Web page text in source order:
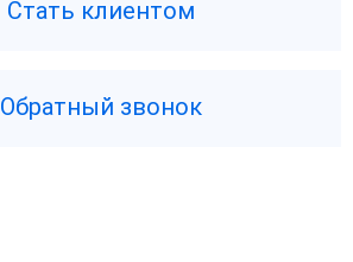
Стать клиентом
Обратный звонок